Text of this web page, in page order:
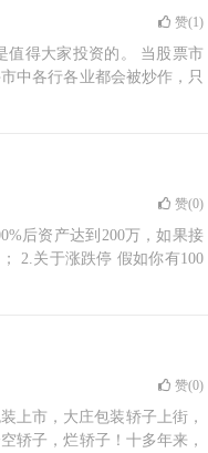
赞(1)
值得大家投资的。 当股票市
中各行各业都会被炒作，只
赞(0)
后资产达到200万，如果接
2.关于涨跌停 假如你有100
赞(0)
上市，大庄包装轿子上街，
轿子，烂轿子！十多年来，